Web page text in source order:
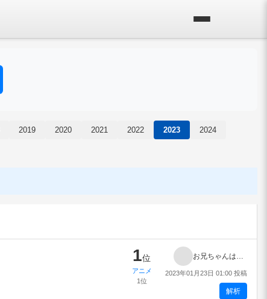
2019 2020 2021 2022 2023 2024
1位
アニメ
1位
お兄ちゃんはおしまい！
2023年01月23日 01:00 投稿
解析